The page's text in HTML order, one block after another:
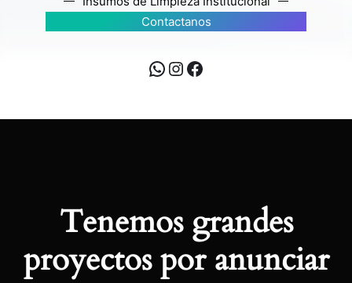
Contactanos
Tenemos grandes
proyectos por anunciar